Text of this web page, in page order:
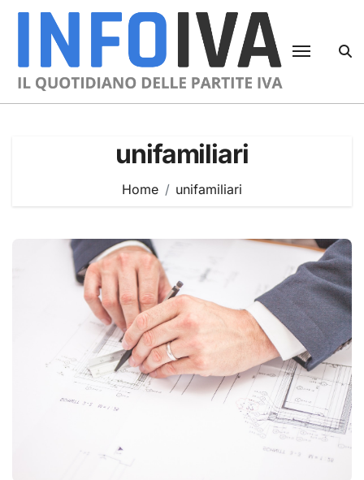
Skip
unifamiliari
Home unifamiliari